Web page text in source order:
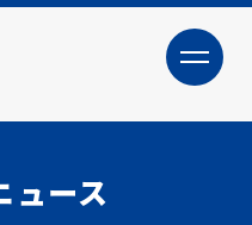
大
ュース